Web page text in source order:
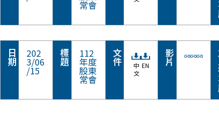
常會
日
期
202
3/06
/15
標
題
112
年度
股東
常會
文
件
中
文
EN
影
片